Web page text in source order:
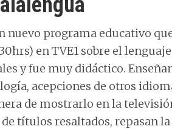
nuevo programa educativo
en TVE1 sobre el
y fue muy didáctico.
acepciones de otros
de mostrarlo en la
títulos resaltados, repasan